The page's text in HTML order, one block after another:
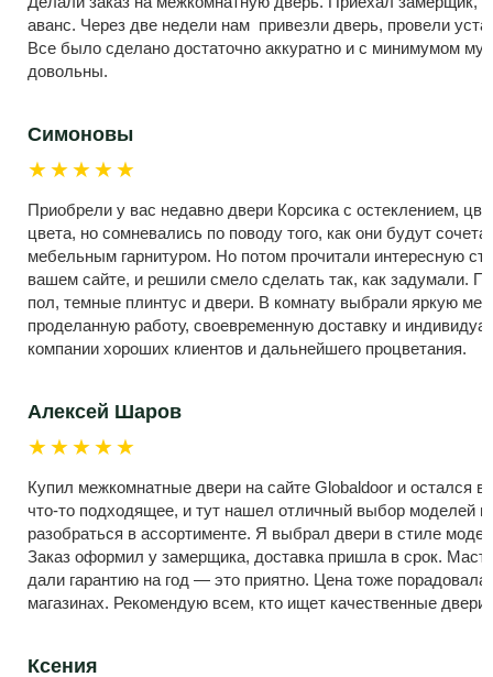
аванс. Через две недели нам привезли дверь, провели
Все было сделано достаточно аккуратно и с минимумом
довольны.
Симоновы
★★★★★
Приобрели у вас недавно двери Корсика с остеклением,
цвета, но сомневались по поводу того, как они будут
мебельным гарнитуром. Но потом прочитали интересную
вашем сайте, и решили смело сделать так, как задумали.
пол, темные плинтус и двери. В комнату выбрали яркую
проделанную работу, своевременную доставку и
компании хороших клиентов и дальнейшего процветания.
Алексей Шаров
★★★★★
Купил межкомнатные двери на сайте Globaldoor и остался в
что-то подходящее, и тут нашел отличный выбор моделей
разобраться в ассортименте. Я выбрал двери в стиле
Заказ оформил у замерщика, доставка пришла в срок.
дали гарантию на год — это приятно. Цена тоже
магазинах. Рекомендую всем, кто ищет качественные
Ксения